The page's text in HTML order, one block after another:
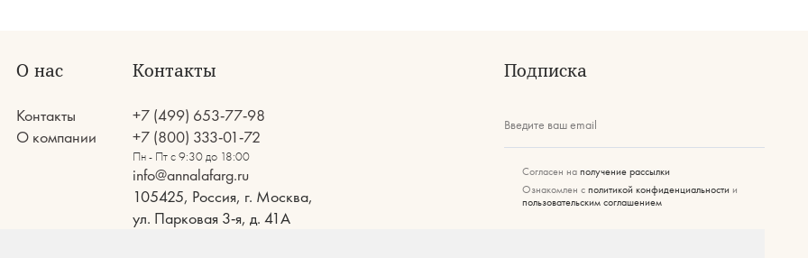
О нас
Контакты
О компании
Контакты
+7 (499) 653-77-98
+7 (800) 333-01-72
Пн - Пт с 9:30 до 18:00
info@annalafarg.ru
105425, Россия, г. Москва,
ул. Парковая 3-я, д. 41А
Подписка
Введите ваш email
Согласен на получение рассылки
Ознакомлен с политикой конфиденциальности и
пользовательским соглашением